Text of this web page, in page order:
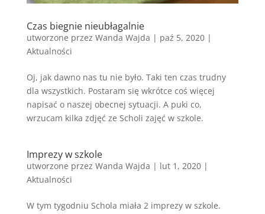
Czas biegnie nieubłagalnie
utworzone przez Wanda Wajda | paź 5, 2020|
Aktualności
Oj, jak dawno nas tu nie było. Taki ten czas trudny
dla wszystkich. Postaram się wkrótce coś więcej
napisać o naszej obecnej sytuacji. A puki co,
wrzucam kilka zdjęć ze Scholi zajęć w szkole.
Imprezy w szkole
utworzone przez Wanda Wajda | lut 1, 2020|
Aktualności
W tym tygodniu Schola miała 2 imprezy w szkole.